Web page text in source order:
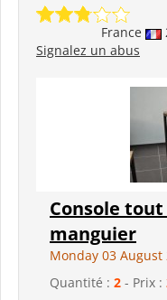
France
Signalez un abus
Console
manguier
Monday 03 August
Quantité : 2 - Prix :